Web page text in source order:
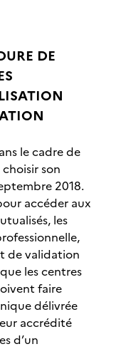
DE
le cadre de
son
2018.
accéder aux
les
de validation
les centres
faire
délivrée
accrédité
d’un